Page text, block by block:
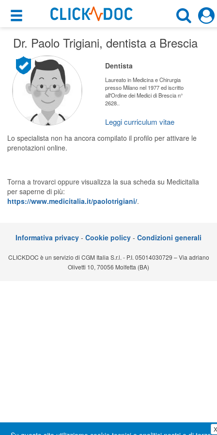
×
Motore di ricerca
×
Cerca uno specialista
Dentista
Brescia (BS)
CERCA
Cosa possiamo offrirti
Per i pazienti
Prenota una visita
Ricerca specialisti
(su medicitalia.it)
Prenotazioni online
Dr. Paolo Trigiani, dentista a Brescia
Dentista
Laureato in Medicina e Chirurgia
presso Milano nel 1977 ed iscritto
all'Ordine dei Medici di Brescia n°
2628..
Leggi curriculum vitae
Lo specialista non ha ancora compilato il profilo per attivare le
prenotazioni online.
Torna a trovarci oppure visualizza la sua scheda su Medicitalia
per saperne di più:
https://www.medicitalia.it/paolotrigiani/.
X
Informativa privacy - Cookie policy - Condizioni generali
CLICKDOC è un servizio di CGM Italia S.r.l. - P.I. 05014030729 – Via adriano
Olivetti 10, 70056 Molfetta (BA)